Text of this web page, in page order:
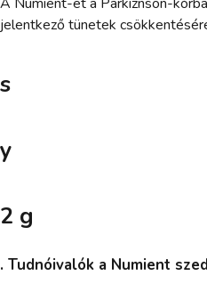
jelentkező tünetek
s
y
2 g
. Tudnóivalók a Numient